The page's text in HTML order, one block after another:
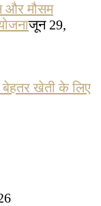
और मौसम
जून 29,
बेहतर खेती के लिए